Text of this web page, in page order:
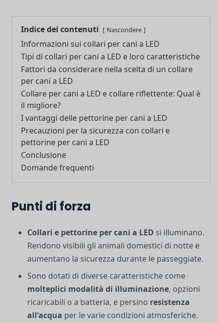
Indice dei contenuti Nascondere
Informazioni sui collari per cani a LED
Tipi di collari per cani a LED e loro caratteristiche
Fattori da considerare nella scelta di un collare
per cani a LED
Collare per cani a LED e collare riflettente: Qual è
il migliore?
I vantaggi delle pettorine per cani a LED
Precauzioni per la sicurezza con collari e
pettorine per cani a LED
Conclusione
Domande frequenti
Punti di forza
Collari e pettorine per cani a LED si illuminano.
Rendono visibili gli animali domestici di notte e
aumentano la sicurezza durante le passeggiate.
Sono dotati di diverse caratteristiche come
molteplici modalità di illuminazione, opzioni
ricaricabili o a batteria, e persino resistenza
all'acqua per le varie condizioni atmosferiche.